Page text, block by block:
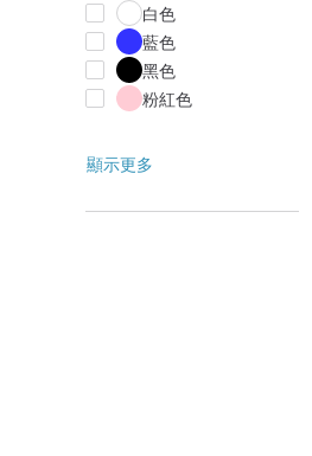
白色
藍色
黑色
粉紅色
顯示更多